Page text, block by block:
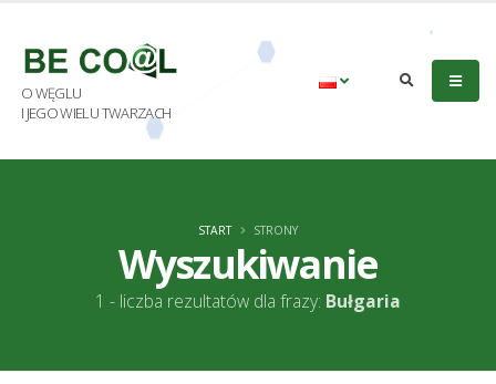
O WĘGLU
I JEGO WIELU TWARZACH
Wyszukiwanie
1 - liczba rezultatów dla frazy: Bułgaria
START STRONY